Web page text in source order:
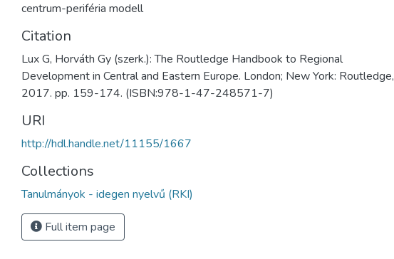
centrum-periféria modell
Citation
Lux G, Horváth Gy (szerk.): The Routledge Handbook to Regional
Development in Central and Eastern Europe. London; New York: Routledge,
2017. pp. 159-174. (ISBN:978-1-47-248571-7)
URI
http://hdl.handle.net/11155/1667
Collections
Tanulmányok - idegen nyelvű (RKI)
Full item page